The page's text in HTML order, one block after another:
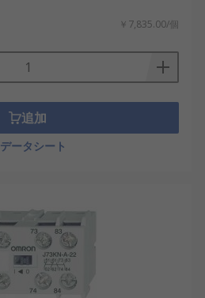
￥7,835.00/個
追加
データシート